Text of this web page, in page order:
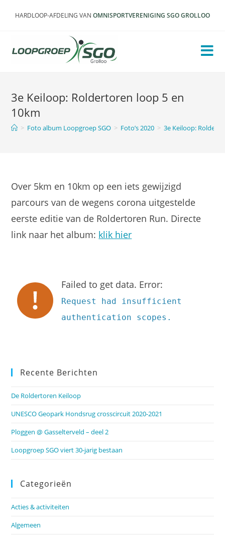
HARDLOOP-AFDELING VAN OMNISPORTVERENIGING SGO GROLLOO
3e Keiloop: Roldertoren loop 5 en
10km
> Foto album Loopgroep SGO > Foto’s 2020 > 3e Keiloop:
Over 5km en 10km op een iets gewijzigd
parcours van de wegens corona uitgestelde
eerste editie van de Roldertoren Run. Directe
link naar het album: klik hier
Failed to get data. Error:
Request had insufficient
authentication scopes.
Recente Berichten
De Roldertoren Keiloop
UNESCO Geopark Hondsrug crosscircuit 2020-2021
Ploggen @ Gasselterveld – deel 2
Loopgroep SGO viert 30-jarig bestaan
Categorieën
Acties & activiteiten
Algemeen